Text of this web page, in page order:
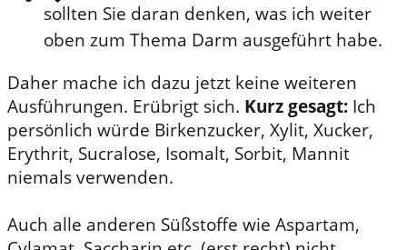
sollten Sie daran denken, was ich weiter
oben zum Thema Darm ausgeführt habe.
Daher mache ich dazu jetzt keine weiteren
Ausführungen. Erübrigt sich. Kurz gesagt: Ich
persönlich würde Birkenzucker, Xylit, Xucker,
Erythrit, Sucralose, Isomalt, Sorbit, Mannit
niemals verwenden.
Auch alle anderen Süßstoffe wie Aspartam,